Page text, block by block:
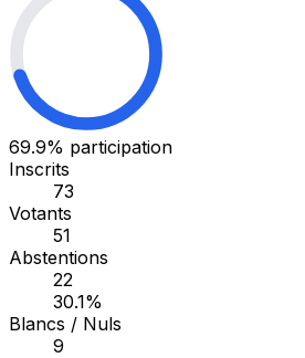
69.9% participation
Inscrits
73
Votants
51
Abstentions
22
30.1%
Blancs / Nuls
9